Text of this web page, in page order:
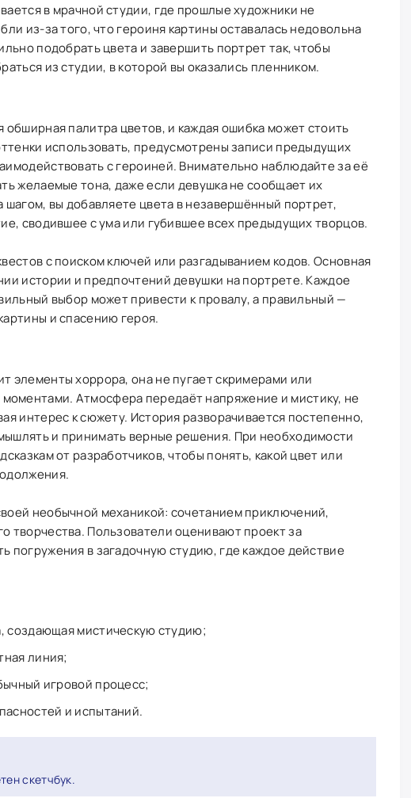
в мрачной студии, где прошлые художники не
из-за того, что героиня картины оставалась недовольна
подобрать цвета и завершить портрет так, чтобы
из студии, в которой вы оказались пленником.
обширная палитра цветов, и каждая ошибка может стоить
использовать, предусмотрены записи предыдущих
с героиней. Внимательно наблюдайте за её
желаемые тона, даже если девушка не сообщает их
вы добавляете цвета в незавершённый портрет,
сводившее с ума или губившее всех предыдущих творцов.
с поиском ключей или разгадыванием кодов. Основная
истории и предпочтений девушки на портрете. Каждое
выбор может привести к провалу, а правильный —
и спасению героя.
элементы хоррора, она не пугает скримерами или
Атмосфера передаёт напряжение и мистику, не
интерес к сюжету. История разворачивается постепенно,
и принимать верные решения. При необходимости
от разработчиков, чтобы понять, какой цвет или
необычной механикой: сочетанием приключений,
творчества. Пользователи оценивают проект за
погружения в загадочную студию, где каждое действие
создающая мистическую студию;
линия;
игровой процесс;
и испытаний.
скетчбук.